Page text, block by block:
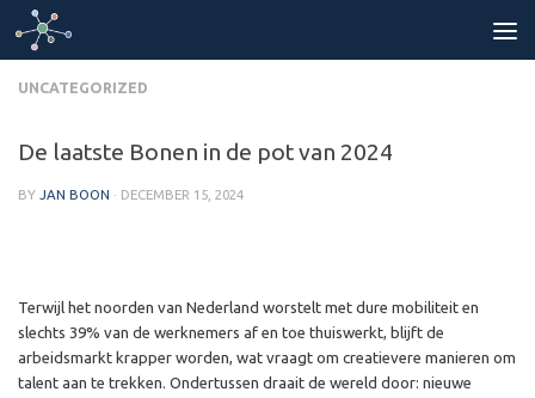
Skip to content
UNCATEGORIZED
De laatste Bonen in de pot van 2024
BY JAN BOON · DECEMBER 15, 2024
Terwijl het noorden van Nederland worstelt met dure mobiliteit en
slechts 39% van de werknemers af en toe thuiswerkt, blijft de
arbeidsmarkt krapper worden, wat vraagt om creatievere manieren om
talent aan te trekken. Ondertussen draait de wereld door: nieuwe